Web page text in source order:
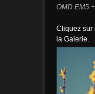
OMD EM5
Cliquez sur
la Galerie.